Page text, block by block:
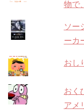
物で
ソー
ーカ
おし
おく
アメ